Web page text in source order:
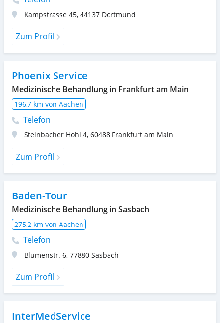
Kampstrasse 45, 44137 Dortmund
Zum Profil
Phoenix Service
Medizinische Behandlung in Frankfurt am Main
196,7 km von Aachen
Telefon
Steinbacher Hohl 4, 60488 Frankfurt am Main
Zum Profil
Baden-Tour
Medizinische Behandlung in Sasbach
275,2 km von Aachen
Telefon
Blumenstr. 6, 77880 Sasbach
Zum Profil
InterMedService